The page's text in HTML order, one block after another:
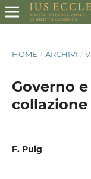
HOME / ARCHIVI /
Governo
F. Puig